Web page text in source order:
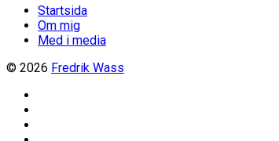
Startsida
Om mig
Med i media
© 2026 Fredrik Wass